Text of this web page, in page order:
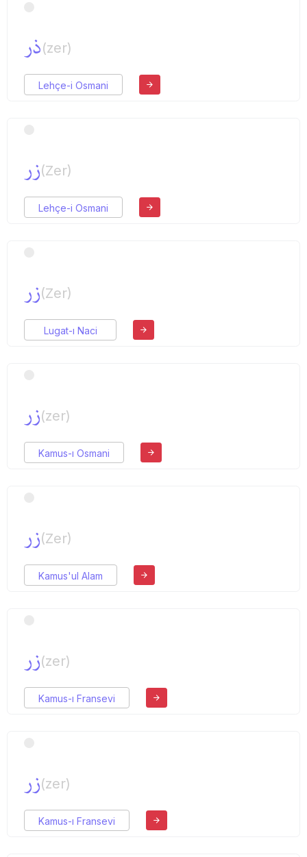
ذر(zer)
Lehçe-i Osmani
زر(Zer)
Lehçe-i Osmani
زر(Zer)
Lugat-ı Naci
زر(zer)
Kamus-ı Osmani
زر(Zer)
Kamus'ul Alam
زر(zer)
Kamus-ı Fransevi
زر(zer)
Kamus-ı Fransevi